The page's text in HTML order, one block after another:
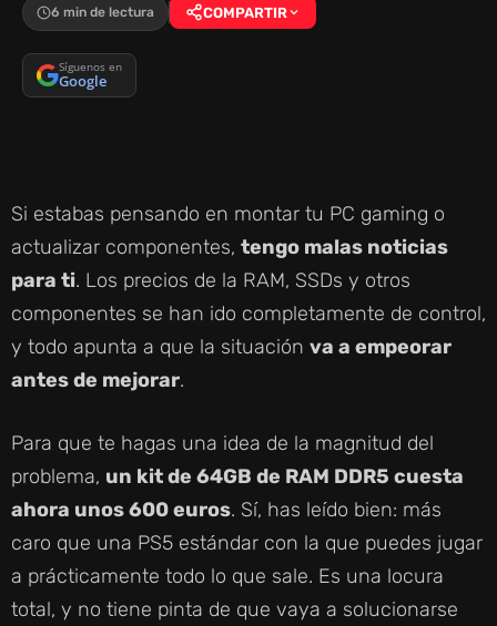
6 min de lectura COMPARTIR
Síguenos en
Google
Si estabas pensando en montar tu PC gaming o
actualizar componentes, tengo malas noticias
para ti. Los precios de la RAM, SSDs y otros
componentes se han ido completamente de control,
y todo apunta a que la situación va a empeorar
antes de mejorar.
Para que te hagas una idea de la magnitud del
problema, un kit de 64GB de RAM DDR5 cuesta
ahora unos 600 euros. Sí, has leído bien: más
caro que una PS5 estándar con la que puedes jugar
a prácticamente todo lo que sale. Es una locura
total, y no tiene pinta de que vaya a solucionarse